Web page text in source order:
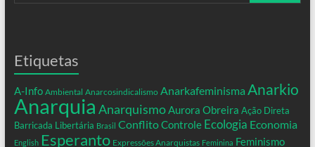
Etiquetas
A-Info Ambiental Anarcosindicalismo Anarkafeminisma Anarkio
Anarquia AnarquismoAurora Obreira Ação Direta
Barricada Libertária Brasil ConflitoControle Ecologia Economia
English Esperanto Expressões Anarquistas Feminina Feminismo